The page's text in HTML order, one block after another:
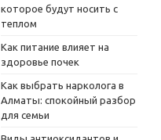
которое будут носить с
теплом
Как питание влияет на
здоровье почек
Как выбрать нарколога в
Алматы: спокойный разбор
для семьи